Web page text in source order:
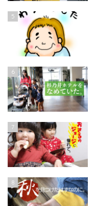
5
6
7
8